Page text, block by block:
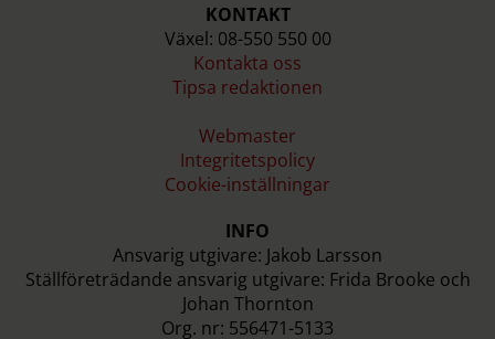
KONTAKT
Växel: 08-550 550 00
Kontakta oss
Tipsa redaktionen
Webmaster
Integritetspolicy
Cookie-inställningar
INFO
Ansvarig utgivare: Jakob Larsson
Ställföreträdande ansvarig utgivare: Frida Brooke och
Johan Thornton
Org. nr: 556471-5133